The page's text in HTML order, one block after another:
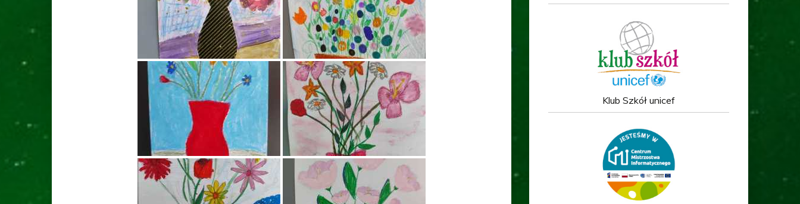
Klub Szkół unicef